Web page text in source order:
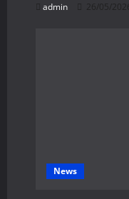
admin 26/05/2026
News